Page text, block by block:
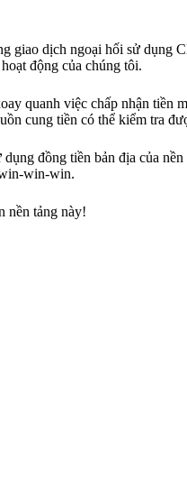
giao dịch ngoại hối sử dụng
động của chúng tôi.
quanh việc chấp nhận tiền
cung tiền có thể kiểm tra
đồng tiền bản địa của
win-win.
nền tảng này!